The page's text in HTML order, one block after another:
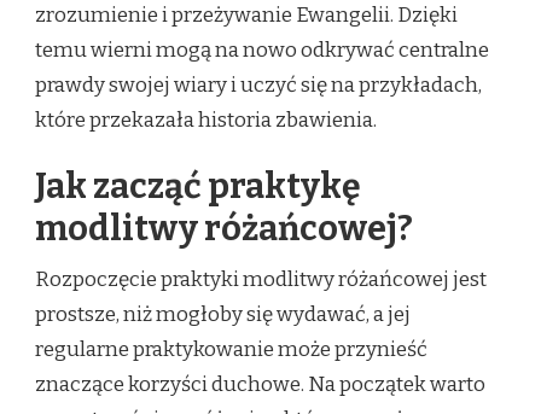
zrozumienie i przeżywanie Ewangelii. Dzięki
temu wierni mogą na nowo odkrywać centralne
prawdy swojej wiary i uczyć się na przykładach,
które przekazała historia zbawienia.
Jak zacząć praktykę
modlitwy różańcowej?
Rozpoczęcie praktyki modlitwy różańcowej jest
prostsze, niż mogłoby się wydawać, a jej
regularne praktykowanie może przynieść
znaczące korzyści duchowe. Na początek warto